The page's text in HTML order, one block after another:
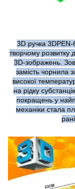
3D ручка
творчому розвитку
3D-зображень.
замість чорнила
високої
на рідку
покращень у
механіки стала